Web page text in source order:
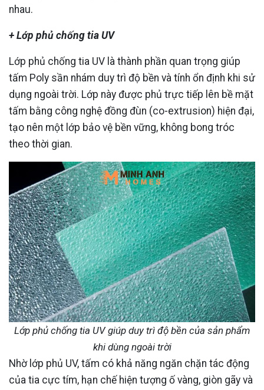
nhau.
+ Lớp phủ chống tia UV
Lớp phủ chống tia UV là thành phần quan trọng giúp
tấm Poly sần nhám duy trì độ bền và tính ổn định khi sử
dụng ngoài trời. Lớp này được phủ trực tiếp lên bề mặt
tấm bằng công nghệ đồng đùn (co-extrusion) hiện đại,
tạo nên một lớp bảo vệ bền vững, không bong tróc
theo thời gian.
Lớp phủ chống tia UV giúp duy trì độ bền của sản phẩm
khi dùng ngoài trời
Nhờ lớp phủ UV, tấm có khả năng ngăn chặn tác động
của tia cực tím, hạn chế hiện tượng ố vàng, giòn gãy và